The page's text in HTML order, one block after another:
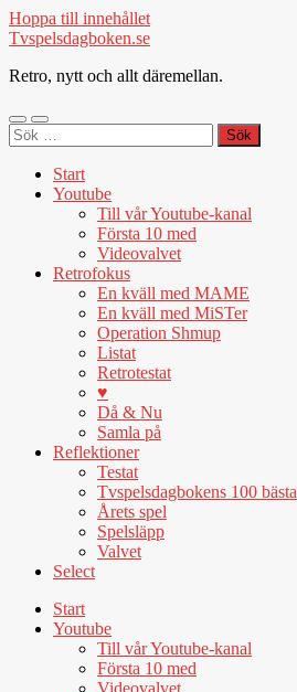
Hoppa till innehållet
Tvspelsdagboken.se
Retro, nytt och allt däremellan.
Slå
på/av
Slå
på/av
Sök
efter:
Start
Youtube
Till vår Youtube-kanal
Första 10 med
Videovalvet
Retrofokus
En kväll med MAME
En kväll med MiSTer
Operation Shmup
Listat
Retrotestat
♥
Då & Nu
Samla på
Reflektioner
Testat
Tvspelsdagbokens 100 bästa
Årets spel
Spelsläpp
Valvet
Select
Start
Youtube
Till vår Youtube-kanal
Första 10 med
Videovalvet